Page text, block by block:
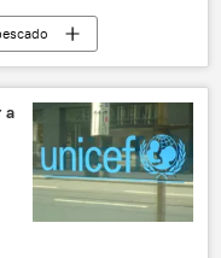
a